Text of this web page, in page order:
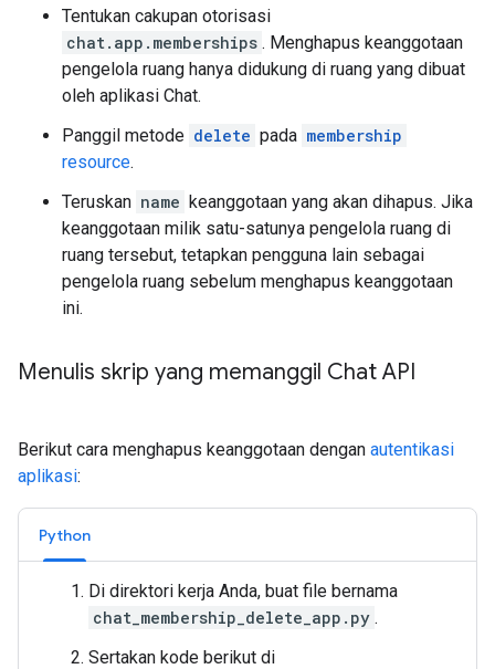
Tentukan cakupan otorisasi
chat.app.memberships . Menghapus keanggotaan
pengelola ruang hanya didukung di ruang yang dibuat
oleh aplikasi Chat.
Panggil metode delete pada membership
resource.
Teruskan name keanggotaan yang akan dihapus. Jika
keanggotaan milik satu-satunya pengelola ruang di
ruang tersebut, tetapkan pengguna lain sebagai
pengelola ruang sebelum menghapus keanggotaan
ini.
Menulis skrip yang memanggil Chat API
Berikut cara menghapus keanggotaan dengan autentikasi
aplikasi:
Python
Di direktori kerja Anda, buat file bernama
chat_membership_delete_app.py .
Sertakan kode berikut di